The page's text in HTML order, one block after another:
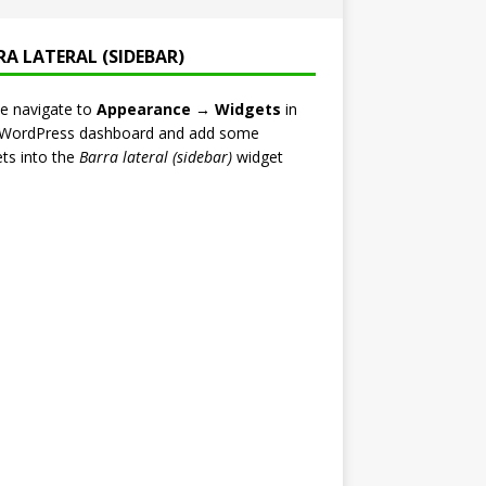
LATERAL (SIDEBAR)
navigate to Appearance → Widgets in
dashboard and add some
into the Barra lateral (sidebar)widget